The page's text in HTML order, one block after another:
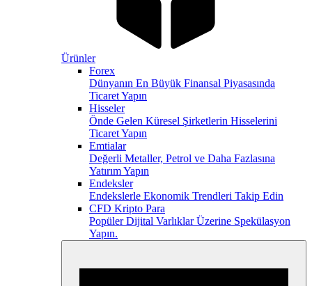
Ürünler
Forex
Dünyanın En Büyük Finansal Piyasasında
Ticaret Yapın
Hisseler
Önde Gelen Küresel Şirketlerin Hisselerini
Ticaret Yapın
Emtialar
Değerli Metaller, Petrol ve Daha Fazlasına
Yatırım Yapın
Endeksler
Endekslerle Ekonomik Trendleri Takip Edin
CFD Kripto Para
Popüler Dijital Varlıklar Üzerine Spekülasyon
Yapın.